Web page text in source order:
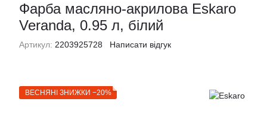
Фарба масляно-акрилова Eskaro
Veranda, 0.95 л, білий
Артикул: 2203925728 Написати відгук
ВЕСНЯНІ ЗНИЖКИ −20%